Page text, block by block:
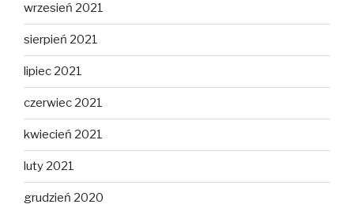
wrzesień 2021
sierpień 2021
lipiec 2021
czerwiec 2021
kwiecień 2021
luty 2021
grudzień 2020